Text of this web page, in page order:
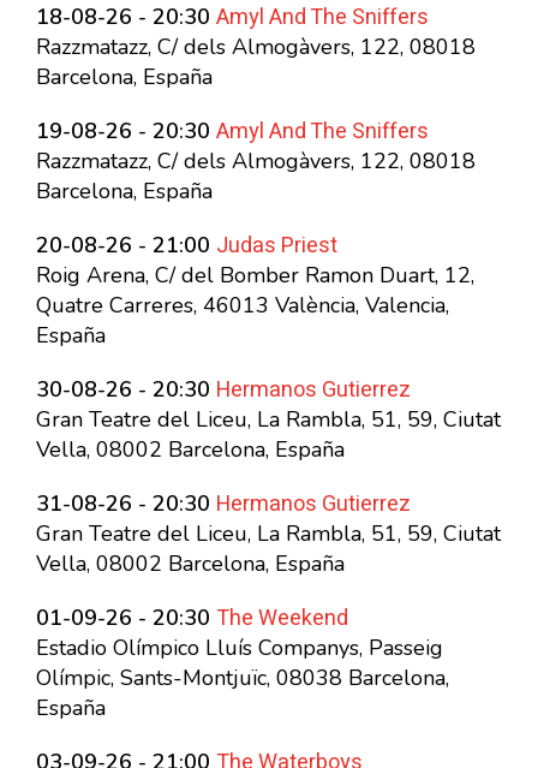
18-08-26 - 20:30 Amyl And The Sniffers
Razzmatazz, C/ dels Almogàvers, 122, 08018
Barcelona, España
19-08-26 - 20:30 Amyl And The Sniffers
Razzmatazz, C/ dels Almogàvers, 122, 08018
Barcelona, España
20-08-26 - 21:00 Judas Priest
Roig Arena, C/ del Bomber Ramon Duart, 12,
Quatre Carreres, 46013 València, Valencia,
España
30-08-26 - 20:30 Hermanos Gutierrez
Gran Teatre del Liceu, La Rambla, 51, 59, Ciutat
Vella, 08002 Barcelona, España
31-08-26 - 20:30 Hermanos Gutierrez
Gran Teatre del Liceu, La Rambla, 51, 59, Ciutat
Vella, 08002 Barcelona, España
01-09-26 - 20:30 The Weekend
Estadio Olímpico Lluís Companys, Passeig
Olímpic, Sants-Montjuïc, 08038 Barcelona,
España
03-09-26 - 21:00